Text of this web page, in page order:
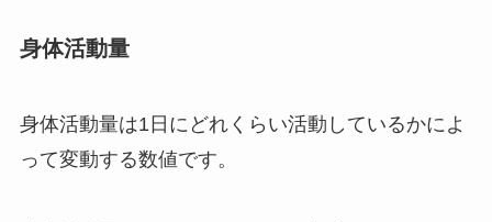
身体活動量
身体活動量は1日にどれくらい活動しているかによ
って変動する数値です。